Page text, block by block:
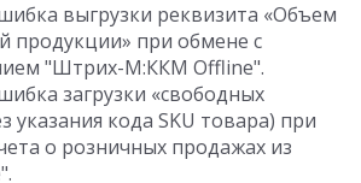
выгрузки реквизита «Объем
продукции» при обмене с
"Штрих-М:ККМ Offline".
загрузки «свободных
указания кода SKU товара) при
о розничных продажах из